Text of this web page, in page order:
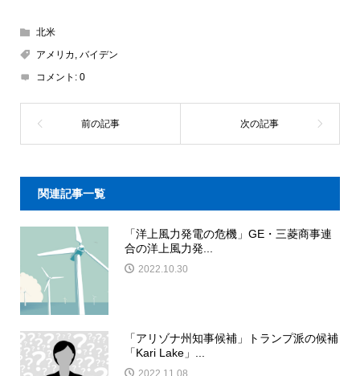
北米
アメリカ バイデン
コメント: 0
関連記事一覧
「洋上風力発電の危機」GE・三菱商事連
合の洋上風力発...
2022.10.30
「アリゾナ州知事候補」トランプ派の候補
「Kari Lake」...
2022.11.08